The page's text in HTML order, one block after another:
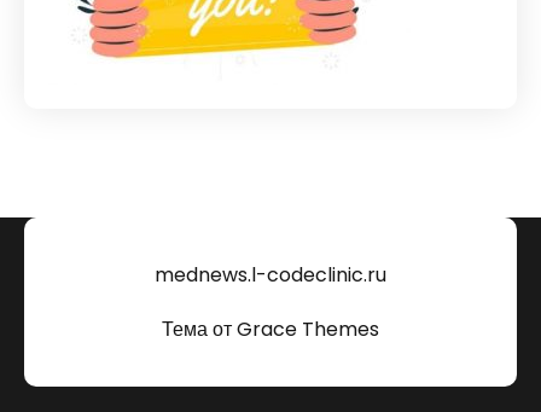
mednews.l-codeclinic.ru
Тема от Grace Themes